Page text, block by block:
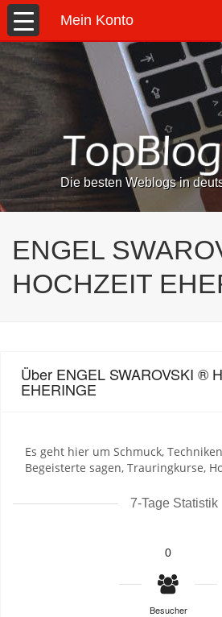
Mein Konto
Die besten Weblogs in
ENGEL
HOCHZEIT
Über ENGEL SWAROVSKI ®
EHERINGE
Es geht hier um Schmuck,
Begeisterte sagen, Trauringkurse,
7-Tage Statistik
0
Besucher